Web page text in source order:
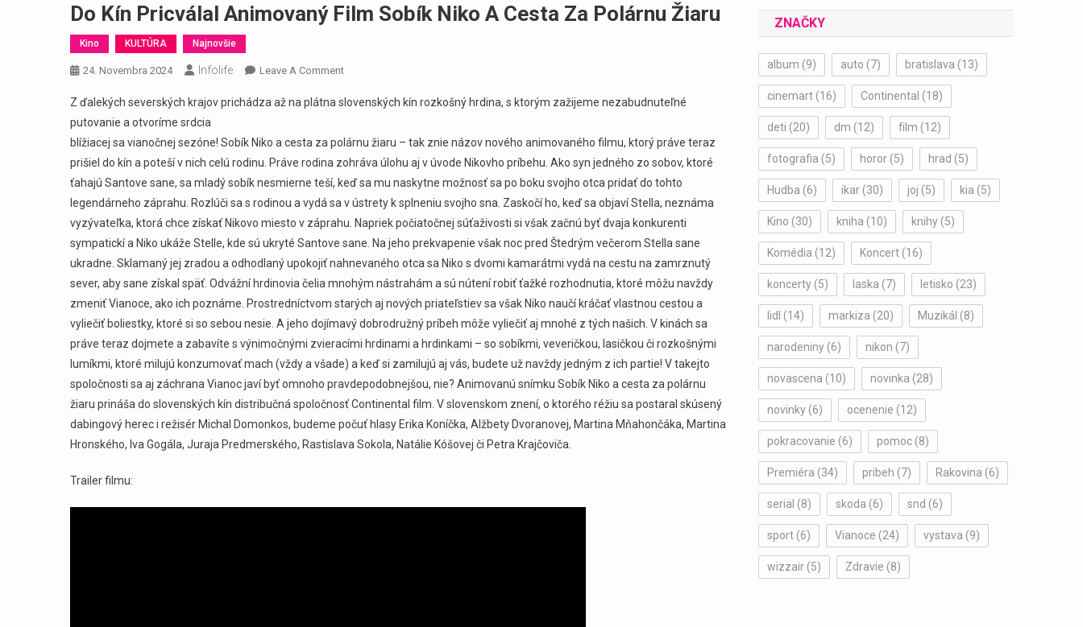
Do Kín Pricválal Animovaný Film Sobík Niko A Cesta Za Polárnu Žiaru
Kino KULTÚRA Najnovšie
24. Novembra 2024 Infolife Leave A CommentOn
Kín
Animovaný
Film
Sobík
Niko
A Cesta
Z ďalekých severských krajov prichádza až na plátna slovenských kín rozkošný hrdina, s ktorým zažijeme nezabudnuteľné
putovanie a otvoríme srdcia
blížiacej sa vianočnej sezóne! Sobík Niko a cesta za polárnu žiaru – tak znie názov nového animovaného filmu, ktorý práve teraz
prišiel do kín a poteší v nich celú rodinu. Práve rodina zohráva úlohu aj v úvode Nikovho príbehu. Ako syn jedného zo sobov, ktoré
ťahajú Santove sane, sa mladý sobík nesmierne teší, keď sa mu naskytne možnosť sa po boku svojho otca pridať do tohto
legendárneho záprahu. Rozlúči sa s rodinou a vydá sa v ústrety k splneniu svojho sna. Zaskočí ho, keď sa objaví Stella, neznáma
vyzývateľka, ktorá chce získať Nikovo miesto v záprahu. Napriek počiatočnej súťaživosti si však začnú byť dvaja konkurenti
sympatickí a Niko ukáže Stelle, kde sú ukryté Santove sane. Na jeho prekvapenie však noc pred Štedrým večerom Stella sane
ukradne. Sklamaný jej zradou a odhodlaný upokojiť nahnevaného otca sa Niko s dvomi kamarátmi vydá na cestu na zamrznutý
sever, aby sane získal späť. Odvážní hrdinovia čelia mnohým nástrahám a sú nútení robiť ťažké rozhodnutia, ktoré môžu navždy
zmeniť Vianoce, ako ich poznáme. Prostredníctvom starých aj nových priateľstiev sa však Niko naučí kráčať vlastnou cestou a
vyliečiť boliestky, ktoré si so sebou nesie. A jeho dojímavý dobrodružný príbeh môže vyliečiť aj mnohé z tých našich. V kinách sa
práve teraz dojmete a zabavíte s výnimočnými zvieracími hrdinami a hrdinkami – so sobíkmi, veveričkou, lasičkou či rozkošnými
lumíkmi, ktoré milujú konzumovať mach (vždy a všade) a keď si zamilujú aj vás, budete už navždy jedným z ich partie! V takejto
spoločnosti sa aj záchrana Vianoc javí byť omnoho pravdepodobnejšou, nie? Animovanú snímku Sobík Niko a cesta za polárnu
žiaru prináša do slovenských kín distribučná spoločnosť Continental film. V slovenskom znení, o ktorého réžiu sa postaral skúsený
dabingový herec i režisér Michal Domonkos, budeme počuť hlasy Erika Koníčka, Alžbety Dvoranovej, Martina Mňahončáka, Martina
Hronského, Iva Gogála, Juraja Predmerského, Rastislava Sokola, Natálie Kóšovej či Petra Krajčoviča.
Trailer filmu:
ZNAČKY
album (9) auto (7) bratislava (13)
cinemart (16) Continental (18)
deti (20) dm (12) film (12)
fotografia (5) horor (5) hrad (5)
Hudba (6) ikar (30) joj (5) kia (5)
Kino (30) kniha (10) knihy (5)
Komédia (12) Koncert (16)
koncerty (5) laska (7) letisko (23)
lidl (14) markiza (20) Muzikál (8)
narodeniny (6) nikon (7)
novascena (10) novinka (28)
novinky (6) ocenenie (12)
pokracovanie (6) pomoc (8)
Premiéra (34) pribeh (7) Rakovina (6)
serial (8) skoda (6) snd (6)
sport (6) Vianoce (24) vystava (9)
wizzair (5) Zdravie (8)